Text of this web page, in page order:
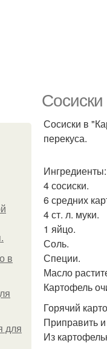
в
для
Сосиски в
перекуса.
Ингредиенты:
4 сосиски.
6 средних
4 ст. л. муки.
1 яйцо.
Соль.
Специи.
Масло
Картофель
Горячий
Приправить
Из